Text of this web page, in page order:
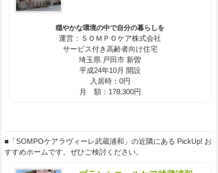
穏やかな環境の中で自分の暮らしを
運営：ＳＯＭＰＯケア株式会社
サービス付き高齢者向け住宅
埼玉県 戸田市 新曽
平成24年10月 開設
入居時：0円
月 額：178,300円
■「SOMPOケアラヴィーレ武蔵浦和」の近隣にある PickUp! お
すすめホームです。ぜひご検討ください。